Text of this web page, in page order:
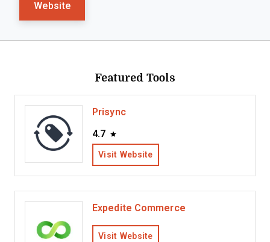
Website
Featured Tools
Prisync
4.7
Visit Website
Expedite Commerce
Visit Website